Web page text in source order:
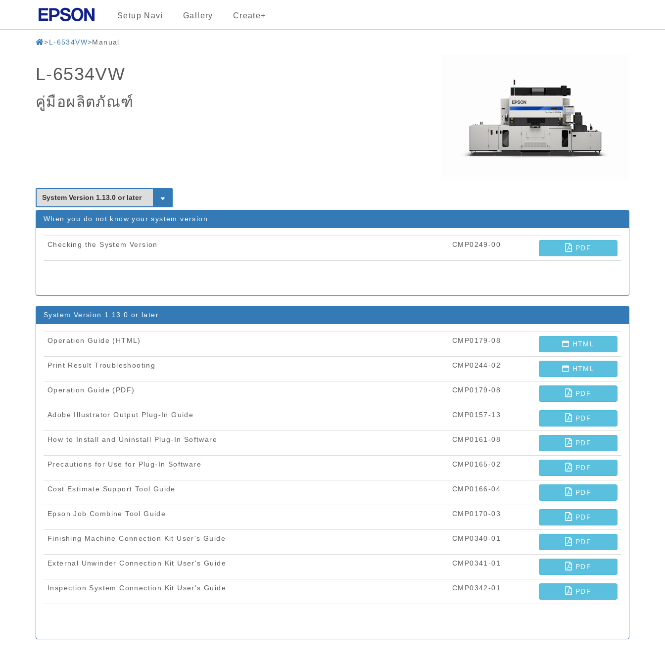
Setup Navi Gallery Create+
L-6534VW Manual
L-6534VW
คู่มือผลิตภัณฑ์